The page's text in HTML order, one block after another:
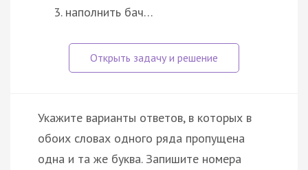
наполнить бач…
Укажите варианты ответов, в которых в
обоих словах одного ряда пропущена
одна и та же буква. Запишите номера